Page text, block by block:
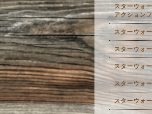
スターウ
アクション
スターウォ
スターウォ
スターウォ
スターウォ
スターウォ